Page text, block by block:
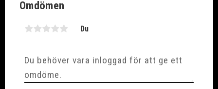
Omdömen
Du